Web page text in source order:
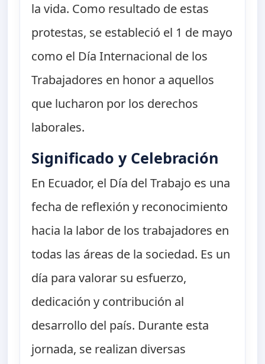
la vida. Como resultado de estas
protestas, se estableció el 1 de mayo
como el Día Internacional de los
Trabajadores en honor a aquellos
que lucharon por los derechos
laborales.
Significado y Celebración
En Ecuador, el Día del Trabajo es una
fecha de reflexión y reconocimiento
hacia la labor de los trabajadores en
todas las áreas de la sociedad. Es un
día para valorar su esfuerzo,
dedicación y contribución al
desarrollo del país. Durante esta
jornada, se realizan diversas